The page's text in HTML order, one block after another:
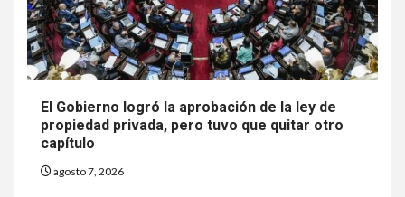
El Gobierno logró la aprobación de la ley de
propiedad privada, pero tuvo que quitar otro
capítulo
agosto 7, 2026